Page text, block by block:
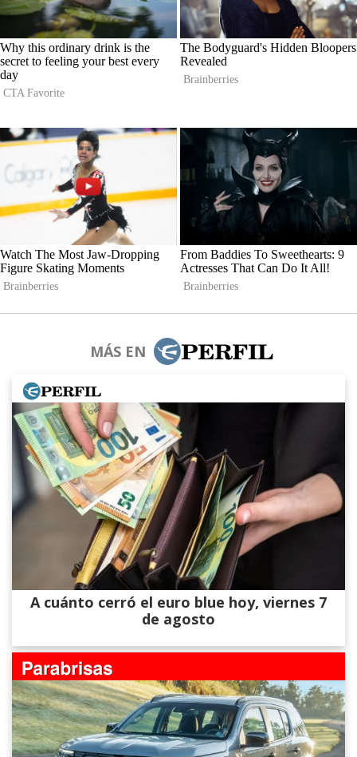
MÁS EN
A cuánto cerró el euro blue hoy, viernes 7
de agosto